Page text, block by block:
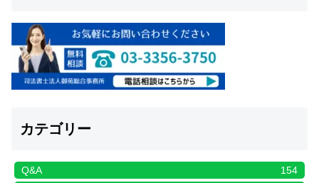
カテゴリー
Q&A
154